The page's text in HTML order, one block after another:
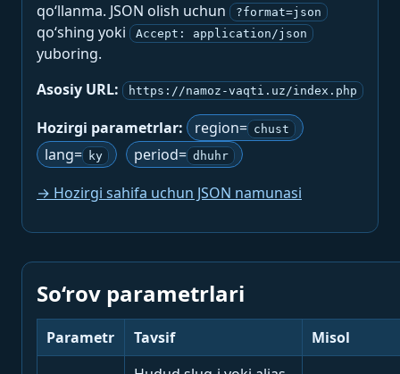
qo‘llanma. JSON olish uchun
?format=json
qo‘shing yoki Accept: application/json
yuboring.
Asosiy URL:
https://namoz-vaqti.uz/index.php
Hozirgi parametrlar: region= chust
lang= ky period= dhuhr
→ Hozirgi sahifa uchun JSON namunasi
So‘rov parametrlari
Parametr Tavsif Misol